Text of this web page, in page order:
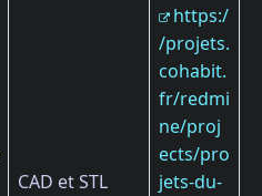
CAD et STL
https:/
/projets.
cohabit.
fr/redmi
ne/proj
ects/pro
jets-du-